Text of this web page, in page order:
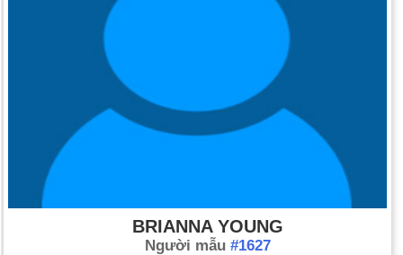
BRIANNA YOUNG
Người mẫu #1627